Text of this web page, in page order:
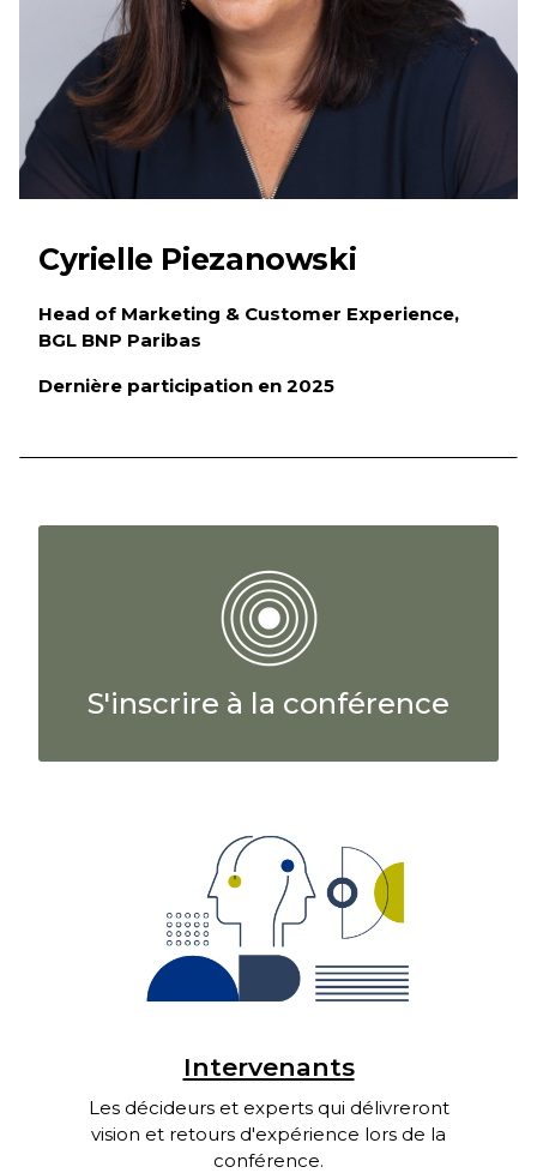
Cyrielle Piezanowski
Head of Marketing & Customer Experience,
BGL BNP Paribas
Dernière participation en 2025
S'inscrire à la conférence
Intervenants
Les décideurs et experts qui délivreront
vision et retours d'expérience lors de la
conférence.